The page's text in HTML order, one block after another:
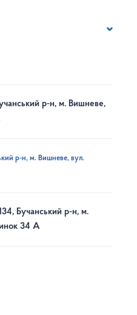
р-н, м. Вишневе,
р-н, м. Вишневе, вул.
Бучанський р-н, м.
34 А